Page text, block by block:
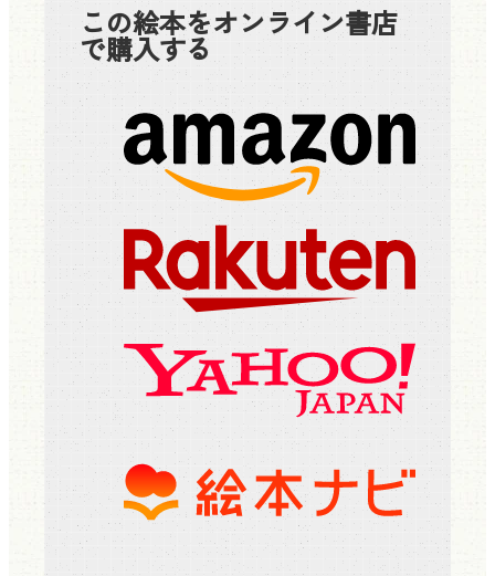
この絵本をオンライン書店
で購入する